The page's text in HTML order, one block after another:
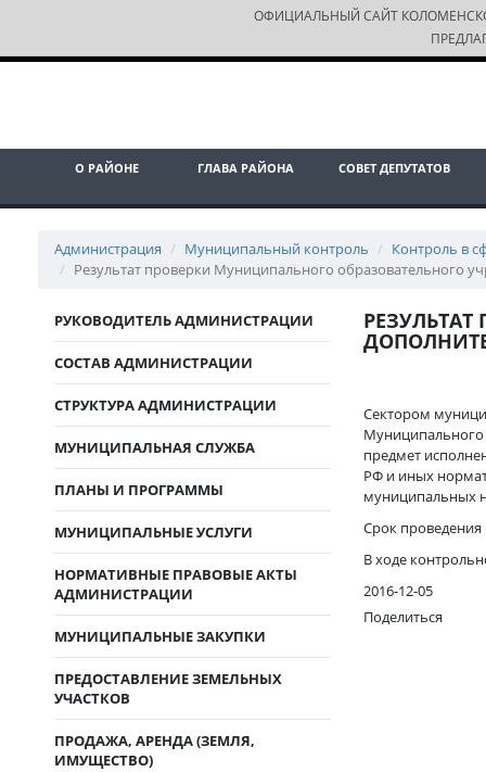
ОФИЦИАЛЬНЫЙ САЙТ
О РАЙОНЕ ГЛАВА РАЙОНА СОВЕТ ДЕПУТАТОВ
Администрация Муниципальный контроль
Контроль в
Результат проверки Муниципального образовательного
РУКОВОДИТЕЛЬ АДМИНИСТРАЦИИ
СОСТАВ АДМИНИСТРАЦИИ
СТРУКТУРА АДМИНИСТРАЦИИ
МУНИЦИПАЛЬНАЯ СЛУЖБА
ПЛАНЫ И ПРОГРАММЫ
МУНИЦИПАЛЬНЫЕ УСЛУГИ
НОРМАТИВНЫЕ ПРАВОВЫЕ АКТЫ
АДМИНИСТРАЦИИ
МУНИЦИПАЛЬНЫЕ ЗАКУПКИ
ПРЕДОСТАВЛЕНИЕ ЗЕМЕЛЬНЫХ
УЧАСТКОВ
ПРОДАЖА, АРЕНДА (ЗЕМЛЯ,
ИМУЩЕСТВО)
Сектором
Муниципального
предмет
РФ и иных
муниципальных
Срок проведения
В ходе
2016-12-05
Поделиться